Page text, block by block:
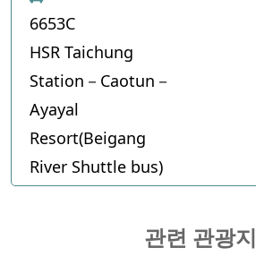
6653C
HSR Taichung
Station－Caotun－
Ayayal
Resort(Beigang
River Shuttle bus)
관련 관광지